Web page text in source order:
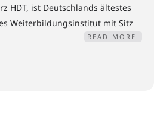
HDT, ist Deutschlands ältestes
Weiterbildungsinstitut mit Sitz
READ MORE.